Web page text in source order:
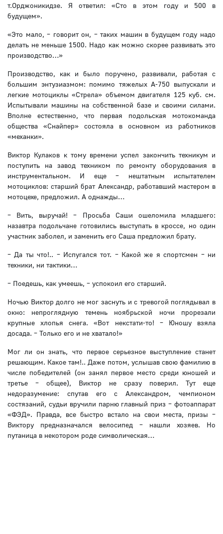
т.Орджоникидзе. Я ответил: «Сто в этом году и 500 в
будущем».
«Это мало, – говорит он, – таких машин в будущем году надо
делать не меньше 1500. Надо как можно скорее развивать это
производство…»
Производство, как и было поручено, развивали, работая с
большим энтузиазмом: помимо тяжелых А-750 выпускали и
легкие мотоциклы «Стрела» объемом двигателя 125 куб. см.
Испытывали машины на собственной базе и своими силами.
Вполне естественно, что первая подольская мотокоманда
общества «Снайпер» состояла в основном из работников
«механки».
Виктор Кулаков к тому времени успел закончить техникум и
поступить на завод техником по ремонту оборудования в
инструментальном. И еще – нештатным испытателем
мотоциклов: старший брат Александр, работавший мастером в
мотоцехе, предложил. А однажды…
– Вить, выручай! – Просьба Саши ошеломила младшего:
назавтра подольчане готовились выступать в кроссе, но один
участник заболел, и заменить его Саша предложил брату.
– Да ты что!.. – Испугался тот. – Какой же я спортсмен – ни
техники, ни тактики…
– Поедешь, как умеешь, – успокоил его старший.
Ночью Виктор долго не мог заснуть и с тревогой поглядывал в
окно: непроглядную темень ноябрьской ночи прорезали
крупные хлопья снега. «Вот некстати-то! – Юношу взяла
досада. – Только его и не хватало!»
Мог ли он знать, что первое серьезное выступление станет
решающим. Какое там!.. Даже потом, услышав свою фамилию в
числе победителей (он занял первое место среди юношей и
третье – общее), Виктор не сразу поверил. Тут еще
недоразумение: спутав его с Александром, чемпионом
состязаний, судьи вручили парню главный приз – фотоаппарат
«ФЭД». Правда, все быстро встало на свои места, призы –
Виктору предназначался велосипед – нашли хозяев. Но
путаница в некотором роде символическая…